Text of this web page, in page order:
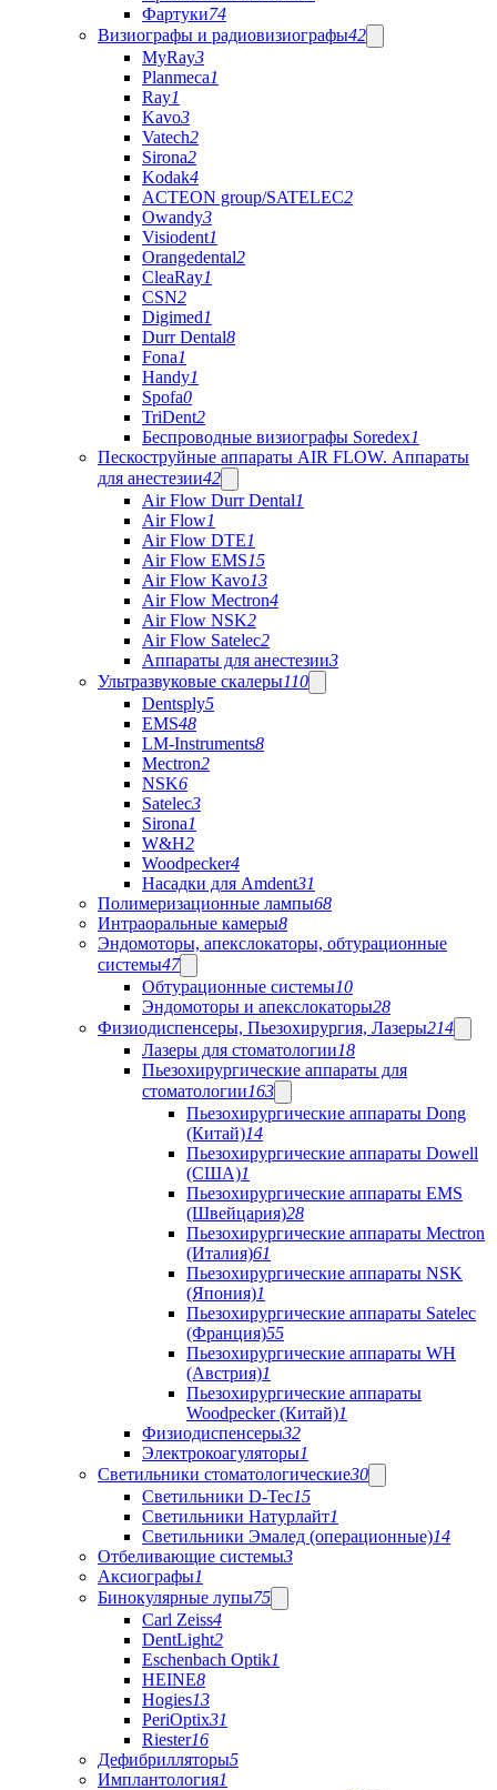
Фартуки74
Визиографы и радиовизиографы42
MyRay3
Planmeca1
Ray1
Kavo3
Vatech2
Sirona2
Kodak4
ACTEON group/SATELEC2
Owandy3
Visiodent1
Orangedental2
CleaRay1
CSN2
Digimed1
Durr Dental8
Fona1
Handy1
Spofa0
TriDent2
Беспроводные визиографы Soredex1
Пескоструйные аппараты AIR FLOW. Аппараты
для анестезии42
Air Flow Durr Dental1
Air Flow1
Air Flow DTE1
Air Flow EMS15
Air Flow Kavo13
Air Flow Mectron4
Air Flow NSK2
Air Flow Satelec2
Аппараты для анестезии3
Ультразвуковые скалеры110
Dentsply5
EMS48
LM-Instruments8
Mectron2
NSK6
Satelec3
Sirona1
W&H2
Woodpecker4
Насадки для Amdent31
Полимеризационные лампы68
Интраоральные камеры8
Эндомоторы, апекслокаторы, обтурационные
системы47
Обтурационные системы10
Эндомоторы и апекслокаторы28
Физиодиспенсеры, Пьезохирургия, Лазеры214
Лазеры для стоматологии18
Пьезохирургические аппараты для
стоматологии163
Пьезохирургические аппараты Dong
(Китай)14
Пьезохирургические аппараты Dowell
(США)1
Пьезохирургические аппараты EMS
(Швейцария)28
Пьезохирургические аппараты Mectron
(Италия)61
Пьезохирургические аппараты NSK
(Япония)1
Пьезохирургические аппараты Satelec
(Франция)55
Пьезохирургические аппараты WH
(Австрия)1
Пьезохирургические аппараты
Woodpecker (Китай)1
Физиодиспенсеры32
Электрокоагуляторы1
Светильники стоматологические30
Светильники D-Tec15
Светильники Натурлайт1
Светильники Эмалед (операционные)14
Отбеливающие системы3
Аксиографы1
Бинокулярные лупы75
Carl Zeiss4
DentLight2
Eschenbach Optik1
HEINE8
Hogies13
PeriOptix31
Riester16
Дефибрилляторы5
Имплантология1